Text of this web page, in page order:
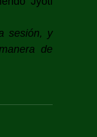
sesión, y
de